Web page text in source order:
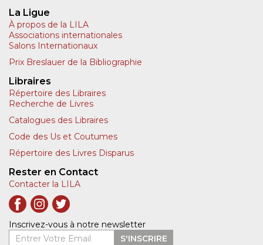
La Ligue
À propos de la LILA
Associations internationales
Salons Internationaux
Prix Breslauer de la Bibliographie
Libraires
Répertoire des Libraires
Recherche de Livres
Catalogues des Libraires
Code des Us et Coutumes
Répertoire des Livres Disparus
Rester en Contact
Contacter la LILA
Inscrivez-vous à notre newsletter
Entrer Votre Email
S'INSCRIRE